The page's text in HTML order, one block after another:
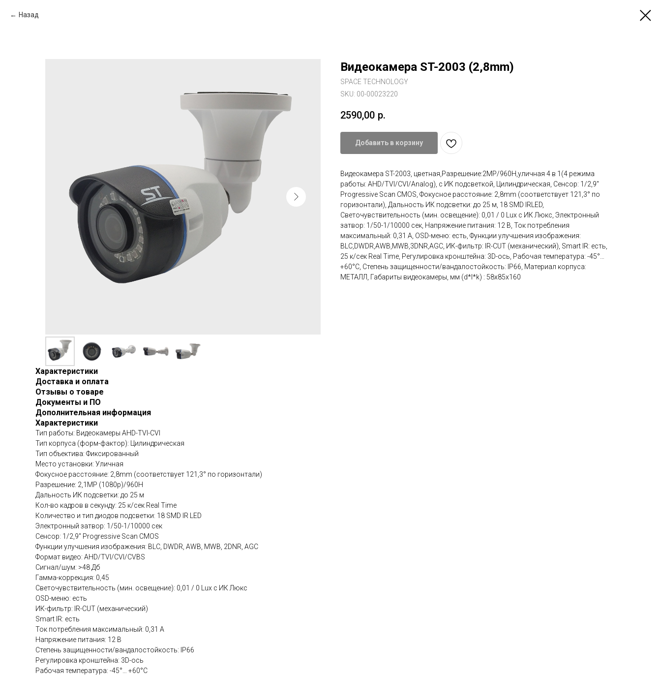
Назад
Видеокамера ST-2003 (2,8mm)
SPACE TECHNOLOGY
SKU: 00-00023220
2590,00 р.
Добавить в корзину
Видеокамера ST-2003, цветная,Разрешение:2MP/960H,уличная 4 в 1(4 режима
работы: AHD/TVI/CVI/Analog), с ИК подсветкой, Цилиндрическая, Сенсор: 1/2,9"
Progressive Scan CMOS, Фокусное расстояние: 2,8mm (соответствует 121,3° по
горизонтали), Дальность ИК подсветки: до 25 м, 18 SMD IRLED,
Светочувствительность (мин. освещение): 0,01 / 0 Lux с ИК Люкс, Электронный
затвор: 1/50-1/10000 сек, Напряжение питания: 12 В, Ток потребления
максимальный: 0,31 А, OSD-меню: есть, Функции улучшения изображения:
BLC,DWDR,AWB,MWB,3DNR,AGC, ИК-фильтр: IR-CUT (механический), Smart IR: есть,
25 к/сек Real Time, Регулировка кронштейна: 3D-ось, Рабочая температура: -45°…
+60°С, Степень защищенности/вандалостойкость: IP66, Материал корпуса:
МЕТАЛЛ, Габариты видеокамеры, мм (d*l*k) : 58х85х160
Характеристики
Доставка и оплата
Отзывы о товаре
Документы и ПО
Дополнительная информация
Характеристики
Тип работы: Видеокамеры AHD-TVI-CVI
Тип корпуса (форм-фактор): Цилиндрическая
Тип объектива: Фиксированный
Место установки: Уличная
Фокусное расстояние: 2,8mm (соответствует 121,3° по горизонтали)
Разрешение: 2,1MP (1080p)/960H
Дальность ИК подсветки: до 25 м
Кол-во кадров в секунду: 25 к/сек Real Time
Количество и тип диодов подсветки: 18 SMD IR LED
Электронный затвор: 1/50-1/10000 сек
Сенсор: 1/2,9" Progressive Scan CMOS
Функции улучшения изображения: BLC, DWDR, AWB, MWB, 2DNR, AGC
Формат видео: AHD/TVI/CVI/CVBS
Сигнал/шум: >48 Дб
Гамма-коррекция: 0,45
Светочувствительность (мин. освещение): 0,01 / 0 Lux с ИК Люкс
OSD-меню: есть
ИК-фильтр: IR-CUT (механический)
Smart IR: есть
Ток потребления максимальный: 0,31 А
Напряжение питания: 12 В
Степень защищенности/вандалостойкость: IP66
Регулировка кронштейна: 3D-ось
Рабочая температура: -45°… +60°С